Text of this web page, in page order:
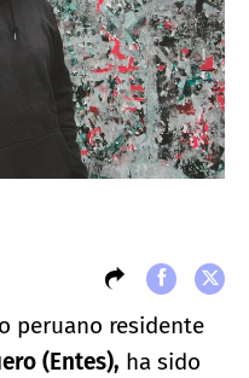
peruano residente
(Entes), ha sido